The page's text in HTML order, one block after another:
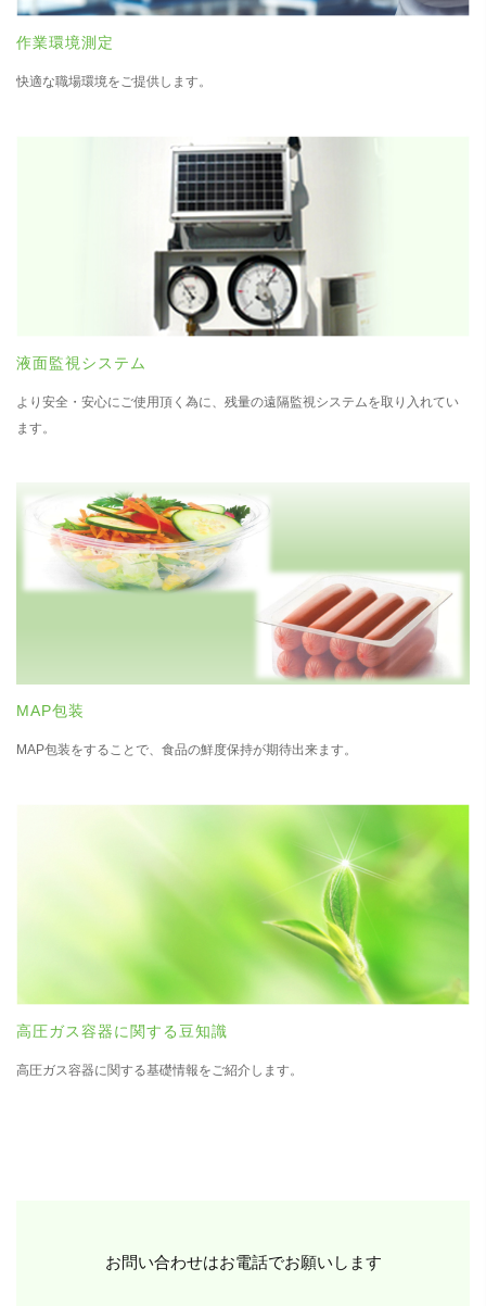
作業環境測定
快適な職場環境をご提供します。
液面監視システム
より安全・安心にご使用頂く為に、残量の遠隔監視システムを取り入れてい
ます。
MAP包装
MAP包装をすることで、食品の鮮度保持が期待出来ます。
高圧ガス容器に関する豆知識
高圧ガス容器に関する基礎情報をご紹介します。
お問い合わせはお電話でお願いします